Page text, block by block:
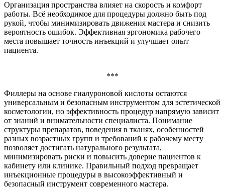
Организация пространства влияет на скорость и комфорт
работы. Всё необходимое для процедуры должно быть под
рукой, чтобы минимизировать движения мастера и снизить
вероятность ошибок. Эффективная эргономика рабочего
места повышает точность инъекций и улучшает опыт
пациента.
***
Филлеры на основе гиалуроновой кислоты остаются
универсальным и безопасным инструментом для эстетической
косметологии, но эффективность процедур напрямую зависит
от знаний и внимательности специалиста. Понимание
структуры препаратов, поведения в тканях, особенностей
разных возрастных групп и требований к рабочему месту
позволяет достигать натурального результата,
минимизировать риски и повысить доверие пациентов к
кабинету или клинике. Правильный подход превращает
инъекционные процедуры в высокоэффективный и
безопасный инструмент современного мастера.